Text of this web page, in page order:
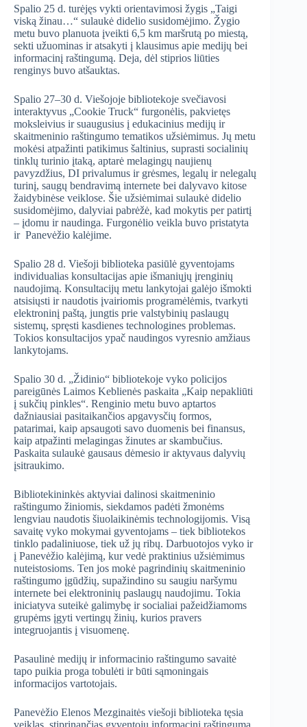
Spalio 25 d. turėjęs vykti orientavimosi žygis „Taigi
viską žinau…“ sulaukė didelio susidomėjimo. Žygio
metu buvo planuota įveikti 6,5 km maršrutą po miestą,
sekti užuominas ir atsakyti į klausimus apie medijų bei
informacinį raštingumą. Deja, dėl stiprios liūties
renginys buvo atšauktas.
Spalio 27–30 d. Viešojoje bibliotekoje svečiavosi
interaktyvus „Cookie Truck“ furgonėlis, pakvietęs
moksleivius ir suaugusius į edukacinius medijų ir
skaitmeninio raštingumo tematikos užsiėmimus. Jų metu
mokėsi atpažinti patikimus šaltinius, suprasti socialinių
tinklų turinio įtaką, aptarė melagingų naujienų
pavyzdžius, DI privalumus ir grėsmes, legalų ir nelegalų
turinį, saugų bendravimą internete bei dalyvavo kitose
žaidybinėse veiklose. Šie užsiėmimai sulaukė didelio
susidomėjimo, dalyviai pabrėžė, kad mokytis per patirtį
– įdomu ir naudinga. Furgonėlio veikla buvo pristatyta
ir Panevėžio kalėjime.
Spalio 28 d. Viešoji biblioteka pasiūlė gyventojams
individualias konsultacijas apie išmaniųjų įrenginių
naudojimą. Konsultacijų metu lankytojai galėjo išmokti
atsisiųsti ir naudotis įvairiomis programėlėmis, tvarkyti
elektroninį paštą, jungtis prie valstybinių paslaugų
sistemų, spręsti kasdienes technologines problemas.
Tokios konsultacijos ypač naudingos vyresnio amžiaus
lankytojams.
Spalio 30 d. „Židinio“ bibliotekoje vyko policijos
pareigūnės Laimos Keblienės paskaita „Kaip nepakliūti
į sukčių pinkles“. Renginio metu buvo aptartos
dažniausiai pasitaikančios apgavysčių formos,
patarimai, kaip apsaugoti savo duomenis bei finansus,
kaip atpažinti melagingas žinutes ar skambučius.
Paskaita sulaukė gausaus dėmesio ir aktyvaus dalyvių
įsitraukimo.
Bibliotekininkės aktyviai dalinosi skaitmeninio
raštingumo žiniomis, siekdamos padėti žmonėms
lengviau naudotis šiuolaikinėmis technologijomis. Visą
savaitę vyko mokymai gyventojams – tiek bibliotekos
tinklo padaliniuose, tiek už jų ribų. Darbuotojos vyko ir
į Panevėžio kalėjimą, kur vedė praktinius užsiėmimus
nuteistosioms. Ten jos mokė pagrindinių skaitmeninio
raštingumo įgūdžių, supažindino su saugiu naršymu
internete bei elektroninių paslaugų naudojimu. Tokia
iniciatyva suteikė galimybę ir socialiai pažeidžiamoms
grupėms įgyti vertingų žinių, kurios pravers
integruojantis į visuomenę.
Pasaulinė medijų ir informacinio raštingumo savaitė
tapo puikia proga tobulėti ir būti sąmoningais
informacijos vartotojais.
Panevėžio Elenos Mezginaitės viešoji biblioteka tęsia